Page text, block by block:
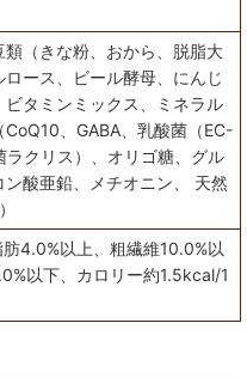
（きな粉、おから、脱脂大
ース、ビール酵母、にんじ
タミンミックス、ミネラル
、GABA、乳酸菌（EC-
クリス）、オリゴ糖、グル
酸亜鉛、メチオニン、 天然
4.0%以上、粗繊維10.0%以
以下、カロリー約1.5kcal/1